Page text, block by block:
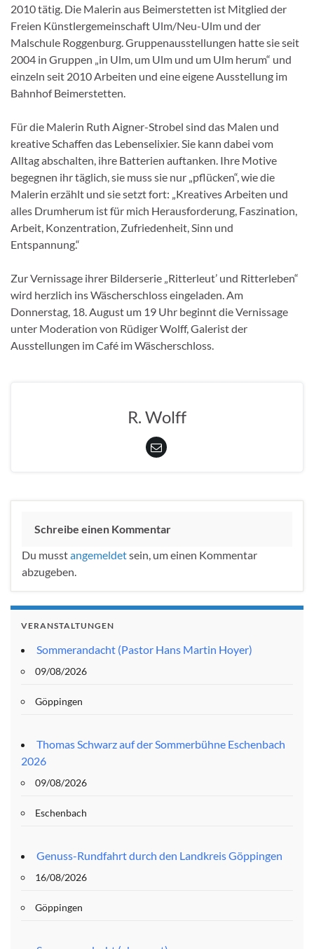
2010 tätig. Die Malerin aus Beimerstetten ist Mitglied der
Freien Künstlergemeinschaft Ulm/Neu-Ulm und der
Malschule Roggenburg. Gruppenausstellungen hatte sie seit
2004 in Gruppen „in Ulm, um Ulm und um Ulm herum“ und
einzeln seit 2010 Arbeiten und eine eigene Ausstellung im
Bahnhof Beimerstetten.
Für die Malerin Ruth Aigner-Strobel sind das Malen und
kreative Schaffen das Lebenselixier. Sie kann dabei vom
Alltag abschalten, ihre Batterien auftanken. Ihre Motive
begegnen ihr täglich, sie muss sie nur „pflücken“, wie die
Malerin erzählt und sie setzt fort: „Kreatives Arbeiten und
alles Drumherum ist für mich Herausforderung, Faszination,
Arbeit, Konzentration, Zufriedenheit, Sinn und
Entspannung.“
Zur Vernissage ihrer Bilderserie „Ritterleut’ und Ritterleben“
wird herzlich ins Wäscherschloss eingeladen. Am
Donnerstag, 18. August um 19 Uhr beginnt die Vernissage
unter Moderation von Rüdiger Wolff, Galerist der
Ausstellungen im Café im Wäscherschloss.
R. Wolff
Schreibe einen Kommentar
Du musstangemeldetsein, um einen Kommentar
abzugeben.
VERANSTALTUNGEN
Sommerandacht (Pastor Hans Martin Hoyer)
09/08/2026
Göppingen
Thomas Schwarz auf der Sommerbühne Eschenbach
2026
09/08/2026
Eschenbach
Genuss-Rundfahrt durch den Landkreis Göppingen
16/08/2026
Göppingen